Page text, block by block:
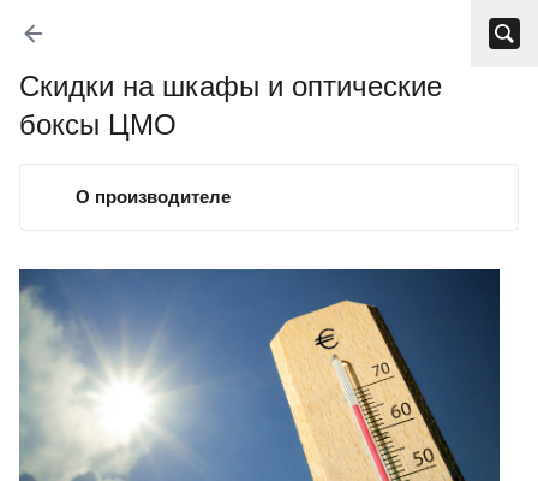
Скидки на шкафы и оптические
боксы ЦМО
О производителе